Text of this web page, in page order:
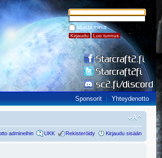
Muista minut
Sponsorit Yhteydenotto
admineihin UKK Rekisteröidy Kirjaudu sisään